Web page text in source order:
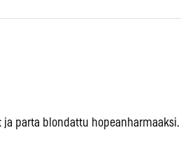
parta blondattu hopeanharmaaksi.